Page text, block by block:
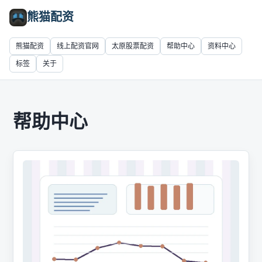
熊猫配资
熊猫配资 线上配资官网 太原股票配资 帮助中心 资料中心
标签 关于
帮助中心